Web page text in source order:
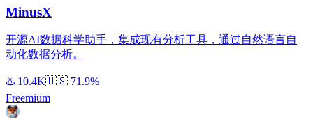
MinusX
开源AI数据科学助手，集成现有分析工具，通过自然语言自
动化数据分析。
♨️ 10.4K🇺🇸 71.9%
Freemium